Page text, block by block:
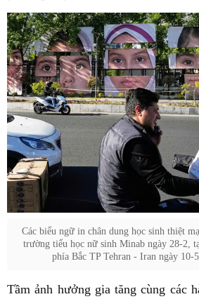
Các biểu ngữ in chân dung học sinh thiệt
trường tiểu học nữ sinh Minab ngày 28-2,
phía Bắc TP Tehran - Iran ngày 10-
Tầm ảnh hưởng gia tăng cùng các